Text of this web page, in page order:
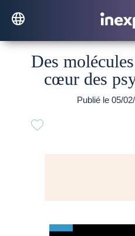
Des
cœur des
Publié le 05/